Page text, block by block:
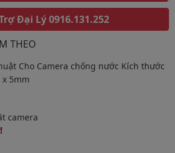
Đại Lý0916.131.252
THEO
Cho Camera chống nước Kích thước
x 5mm
camera